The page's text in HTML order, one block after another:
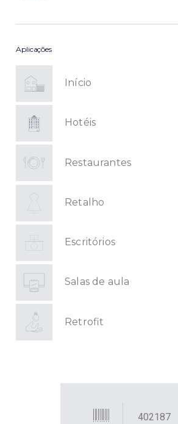
Aplicações
Início
Hotéis
Restaurantes
Retalho
Escritórios
Salas de aula
Retrofit
402187